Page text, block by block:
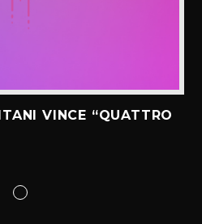
VINCE “QUATTRO